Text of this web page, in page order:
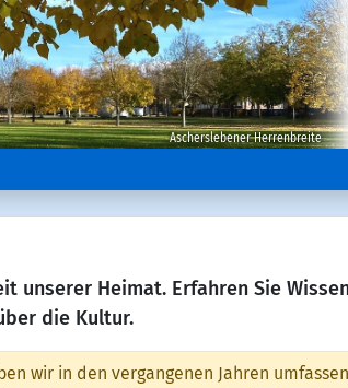
Ascherslebener Herrenbreite
unserer Heimat. Erfahren Sie
die Kultur.
wir in den vergangenen Jahren